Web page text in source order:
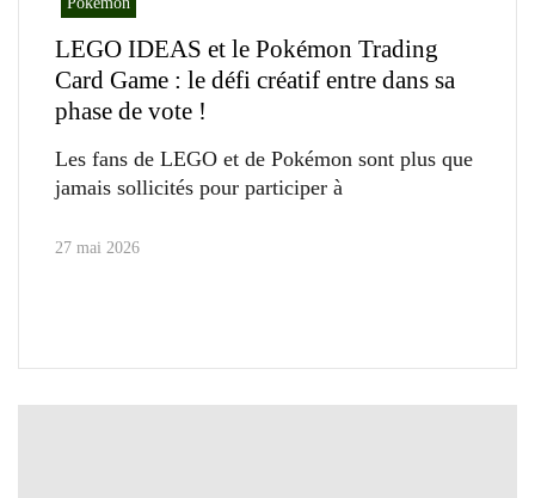
LEGO IDEAS et le Pokémon Trading
Card Game : le défi créatif entre dans sa
phase de vote !
Les fans de LEGO et de Pokémon sont plus que
jamais sollicités pour participer à
27 mai 2026